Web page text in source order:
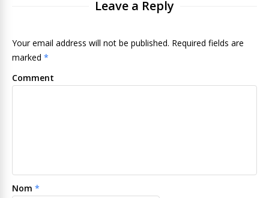
Leave a Reply
Your email address will not be published. Required fields are
marked *
Comment
Nom *